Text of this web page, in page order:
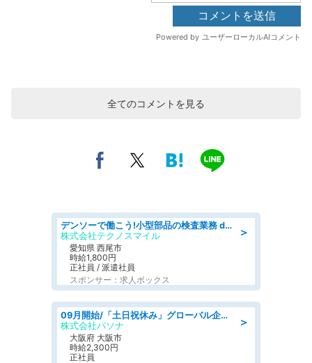
全てのコメントを見る
＞
デンソーで働こう!小型部品の検査業務 denso aichi
株式会社テクノスマイル
愛知県 西尾市
時給1,800円
正社員 / 派遣社員
スポンサー：求人ボックス
＞
09月開始/「土日祝休み」グローバル企業での産業保健のお仕事/保健師/高時給/残業なし/服装自由
株式会社パソナ
大阪府 大阪市
時給2,300円
正社員